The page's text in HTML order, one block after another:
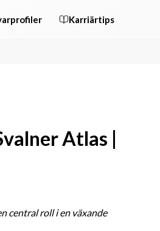
Karriärtips
Atlas |
central roll i en växande